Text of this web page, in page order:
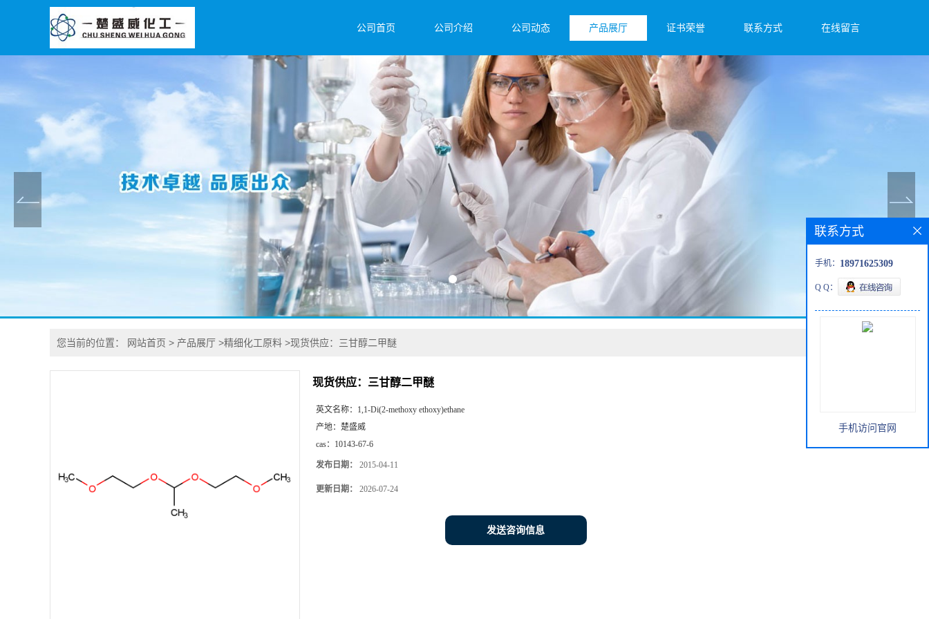
公司首页 公司介绍 公司动态 产品展厅 证书荣誉 联系方式 在线留言
您当前的位置： 网站首页 > 产品展厅 >精细化工原料 >现货供应：三甘醇二甲醚
现货供应：三甘醇二甲醚
英文名称： 1,1-Di(2-methoxy ethoxy)ethane
产地： 楚盛威
cas： 10143-67-6
发布日期： 2015-04-11
更新日期： 2026-07-24
发送咨询信息
联系方式
手机： 18971625309
Q Q：
手机访问官网